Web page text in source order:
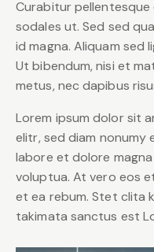
Curabitur pellentesque
sodales ut. Sed sed
id magna. Aliquam sed
Ut bibendum, nisi et
metus, nec dapibus
Lorem ipsum dolor sit
elitr, sed diam
labore et dolore
voluptua. At vero eos
et ea rebum. Stet clita
takimata sanctus est